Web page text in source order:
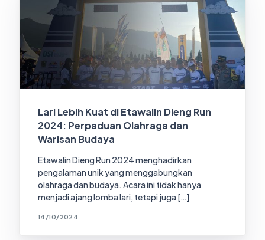
Lari Lebih Kuat di Etawalin Dieng Run
2024: Perpaduan Olahraga dan
Warisan Budaya
Etawalin Dieng Run 2024 menghadirkan
pengalaman unik yang menggabungkan
olahraga dan budaya. Acara ini tidak hanya
menjadi ajang lomba lari, tetapi juga […]
14/10/2024